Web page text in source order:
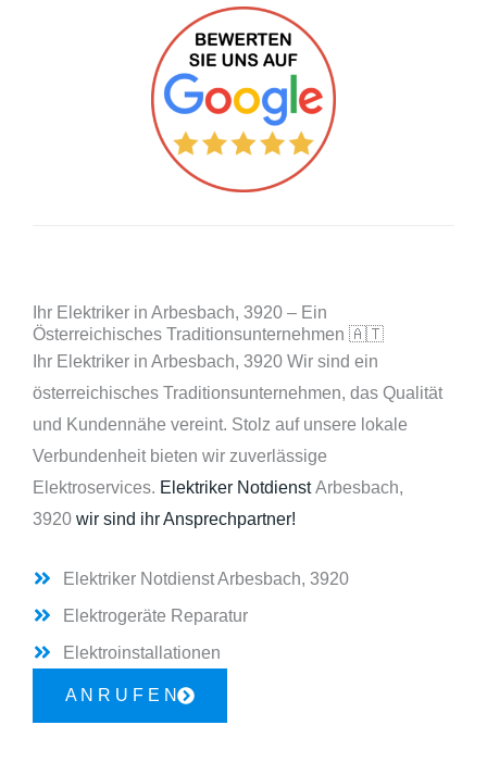
Ihr Elektriker in Arbesbach, 3920 – Ein
Österreichisches Traditionsunternehmen 🇦🇹
Ihr Elektriker in Arbesbach, 3920 Wir sind ein
österreichisches Traditionsunternehmen, das Qualität
und Kundennähe vereint. Stolz auf unsere lokale
Verbundenheit bieten wir zuverlässige
Elektroservices. Elektriker NotdienstArbesbach,
3920 wir sind ihr Ansprechpartner!
Elektriker Notdienst Arbesbach, 3920
Elektrogeräte Reparatur
Elektroinstallationen
A N R U F E N